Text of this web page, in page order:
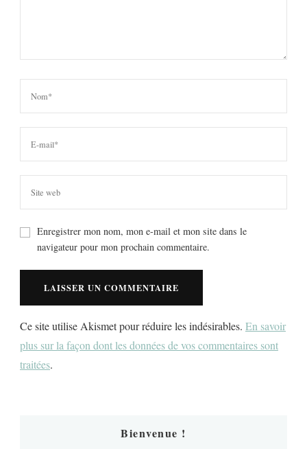
Enregistrer mon nom, mon e-mail et mon site dans le
navigateur pour mon prochain commentaire.
Ce site utilise Akismet pour réduire les indésirables. En savoir
plus sur la façon dont les données de vos commentaires sont
traitées.
Bienvenue !